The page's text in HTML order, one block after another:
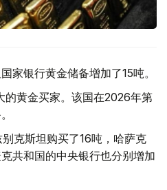
家银行黄金储备增加了15吨。
黄金买家。该国在2026年第
克斯坦购买了16吨，哈萨克
共和国的中央银行也分别增加